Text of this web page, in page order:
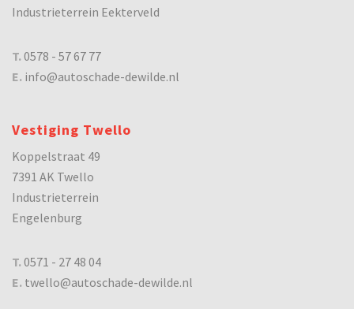
Industrieterrein Eekterveld
T. 0578 - 57 67 77
E. info@autoschade-dewilde.nl
Vestiging Twello
Koppelstraat 49
7391 AK Twello
Industrieterrein
Engelenburg
T. 0571 - 27 48 04
E. twello@autoschade-dewilde.nl